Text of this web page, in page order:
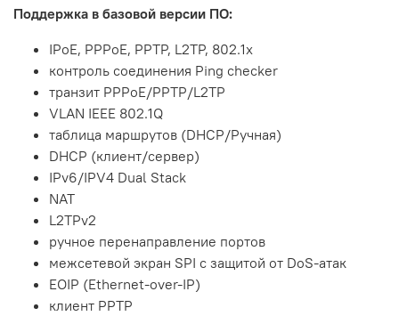
Поддержка в базовой версии ПО:
IPoE, PPPoE, PPTP, L2TP, 802.1x
контроль соединения Ping checker
транзит PPPoE/PPTP/L2TP
VLAN IEEE 802.1Q
таблица маршрутов (DHCP/Ручная)
DHCP (клиент/сервер)
IPv6/IPV4 Dual Stack
NAT
L2TPv2
ручное перенаправление портов
межсетевой экран SPI с защитой от DoS-атак
EOIP (Ethernet-over-IP)
клиент PPTP